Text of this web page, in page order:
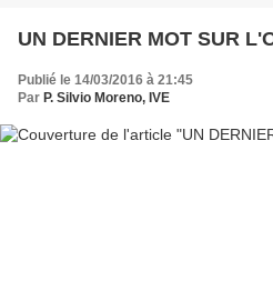
UN DERNIER MOT SUR
Publié le 14/03/2016 à 21:45
Par P. Silvio Moreno, IVE